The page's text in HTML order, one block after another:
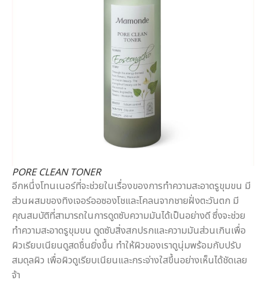
PORE CLEAN TONER
อีกหนึ่งโทนเนอร์ที่จะช่วยในเรื่องของการทำความสะอาดรูขุมขน มี
ส่วนผสมของทิงเจอร์ออซองโชและโคลนจากชายฝั่งตะวันตก มี
คุณสมบัติที่สามารถในการดูดซับความมันได้เป็นอย่างดี ซึ่งจะช่วย
ทำความสะอาดรูขุมขน ดูดซับสิ่งสกปรกและความมันส่วนเกินเพื่อ
ผิวเรียบเนียนดูสดชื่นยิ่งขึ้น ทำให้ผิวของเราดูนุ่มพร้อมกับปรับ
สมดุลผิว เพื่อผิวดูเรียบเนียนและกระจ่างใสขึ้นอย่างเห็นได้ชัดเลย
จ้า